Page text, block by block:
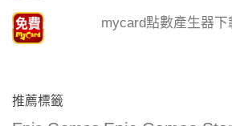
mycard點數產生器
推薦標籤